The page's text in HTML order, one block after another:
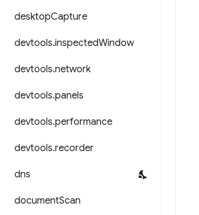
desktopCapture
devtools.inspectedWindow
devtools.network
devtools.panels
devtools.performance
devtools.recorder
dns
documentScan